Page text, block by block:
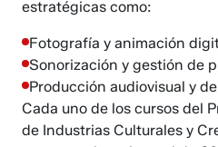
estratégicas como:
Fotografía y animación
Sonorización y gestión de
Producción audiovisual y
Cada uno de los cursos del
de Industrias Culturales y